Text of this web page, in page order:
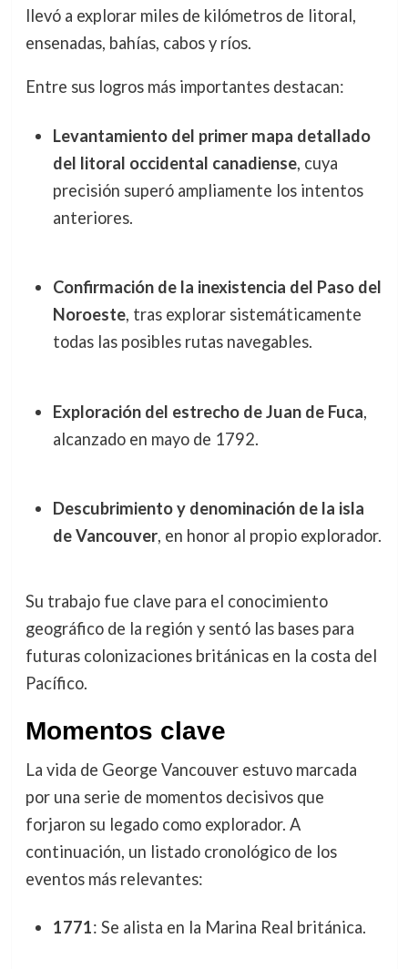
llevó a explorar miles de kilómetros de litoral,
ensenadas, bahías, cabos y ríos.
Entre sus logros más importantes destacan:
Levantamiento del primer mapa detallado
del litoral occidental canadiense, cuya
precisión superó ampliamente los intentos
anteriores.
Confirmación de la inexistencia del Paso del
Noroeste, tras explorar sistemáticamente
todas las posibles rutas navegables.
Exploración del estrecho de Juan de Fuca,
alcanzado en mayo de 1792.
Descubrimiento y denominación de la isla
de Vancouver, en honor al propio explorador.
Su trabajo fue clave para el conocimiento
geográfico de la región y sentó las bases para
futuras colonizaciones británicas en la costa del
Pacífico.
Momentos clave
La vida de George Vancouver estuvo marcada
por una serie de momentos decisivos que
forjaron su legado como explorador. A
continuación, un listado cronológico de los
eventos más relevantes:
1771: Se alista en la Marina Real británica.